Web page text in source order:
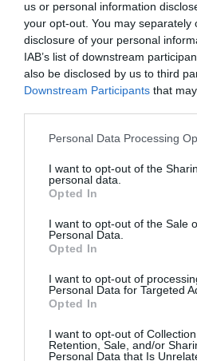
us or personal information
your opt-out. You may separately
disclosure of your personal
IAB’s list of downstream
also be disclosed by us to third
Downstream Participants that
Please note that this website/app
not limited to your visit or usage
grant or deny consent to Google
use your data for below specified
consent section.
Personal Data Processing
I want to opt-out of the
personal data.
Opted In
I want to opt-out of the Sale
Personal Data.
Opted In
I want to opt-out of
Personal Data for Targeted
Opted In
I want to opt-out of
Retention, Sale, and/or
Personal Data that Is
Ακολουθήστε το evima.gr
Διαβάστε όλες τις
Διαβάστε όλες τις
TAGS: ΔΥΤΙΚΗ ΕΛΛΑΔΑ
ΟΙΚΟΤΡΟΦΕΙΟ
Ρίγη συγκίνησης στην
Ιερά Μονή Οσίου Δαυΐδ
στη μεγάλη πανήγυρη της
Μεταμορφώσεως
08.08.2026 | 21:00
Φάνης Σπανός: 500.000 € για
ενεργειακή αναβάθμιση του